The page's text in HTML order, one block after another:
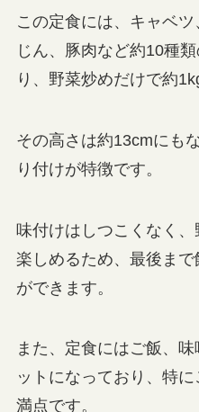
この定食には、キャベ
じん、豚肉など約10種
り、野菜炒めだけで約
その高さは約13cmにも
り付けが特徴です。
味付けはしつこくなく
楽しめるため、最後ま
ができます。
また、定食にはご飯、
ットになっており、特
満点です。